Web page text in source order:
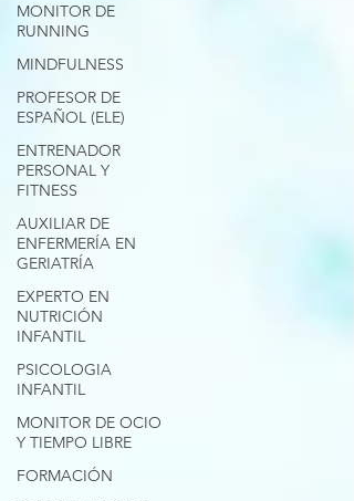
MONITOR DE
RUNNING
MINDFULNESS
PROFESOR DE
ESPAÑOL (ELE)
ENTRENADOR
PERSONAL Y
FITNESS
AUXILIAR DE
ENFERMERÍA EN
GERIATRÍA
EXPERTO EN
NUTRICIÓN
INFANTIL
PSICOLOGIA
INFANTIL
MONITOR DE OCIO
Y TIEMPO LIBRE
FORMACIÓN